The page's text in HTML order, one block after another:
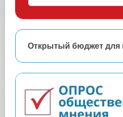
Открытый бюджет для